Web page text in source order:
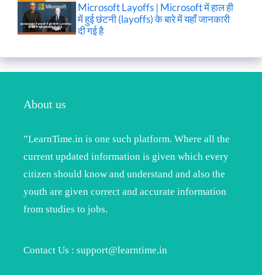
Microsoft Layoffs | Microsoft में हाल ही
में हुई छंटनी (layoffs) के बारे में यहाँ जानकारी
दी गई है
About us
”LearnTime.in is one such platform. Where all the
current updated information is given which every
citizen should know and understand and also the
youth are given correct and accurate information
from studies to jobs.
Contact Us : support@learntime.in